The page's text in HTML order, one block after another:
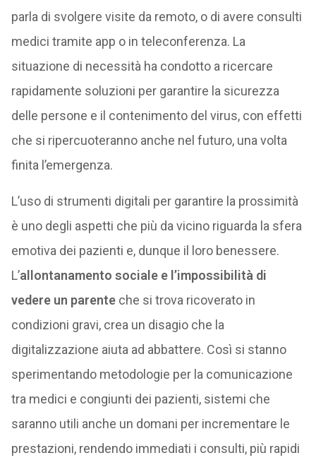
parla di svolgere visite da remoto, o di avere consulti
medici tramite app o in teleconferenza. La
situazione di necessità ha condotto a ricercare
rapidamente soluzioni per garantire la sicurezza
delle persone e il contenimento del virus, con effetti
che si ripercuoteranno anche nel futuro, una volta
finita l’emergenza.
L’uso di strumenti digitali per garantire la prossimità
è uno degli aspetti che più da vicino riguarda la sfera
emotiva dei pazienti e, dunque il loro benessere.
L’allontanamento sociale e l’impossibilità di
vedere un parenteche si trova ricoverato in
condizioni gravi, crea un disagio che la
digitalizzazione aiuta ad abbattere. Così si stanno
sperimentando metodologie per la comunicazione
tra medici e congiunti dei pazienti, sistemi che
saranno utili anche un domani per incrementare le
prestazioni, rendendo immediati i consulti, più rapidi